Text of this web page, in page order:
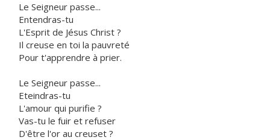
Le Seigneur passe...
Entendras-tu
L'Esprit de Jésus Christ ?
Il creuse en toi la pauvreté
Pour t'apprendre à prier.
Le Seigneur passe...
Eteindras-tu
L'amour qui purifie ?
Vas-tu le fuir et refuser
D'être l'or au creuset ?